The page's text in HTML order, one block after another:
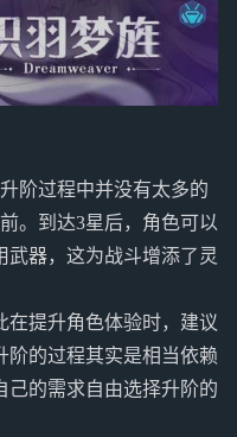
阶过程中并没有太多的
。到达3星后，角色可以
武器，这为战斗增添了灵
在提升角色体验时，建议
阶的过程其实是相当依赖
己的需求自由选择升阶的